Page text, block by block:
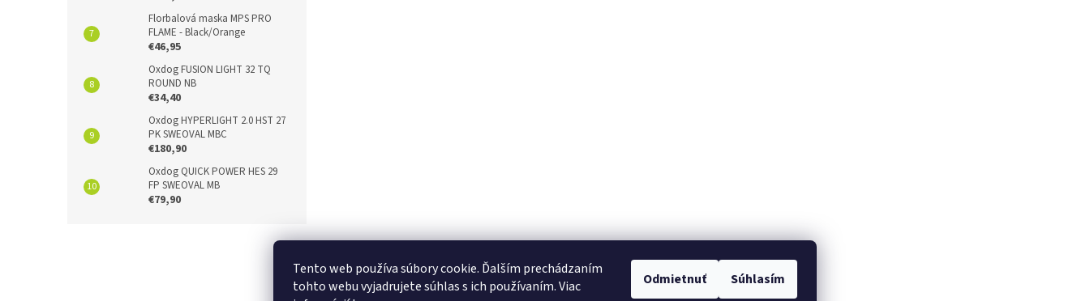
Tento web používa súbory cookie. Ďalším prechádzaním
tohto webu vyjadrujete súhlas s ich používaním. Viac
Odmietnuť Súhlasím
Florbalová maska MPS PRO
FLAME - Black/Orange
€46,95
Oxdog FUSION LIGHT 32 TQ
ROUND NB
€34,40
Oxdog HYPERLIGHT 2.0 HST 27
PK SWEOVAL MBC
€180,90
Oxdog QUICK POWER HES 29
FP SWEOVAL MB
€79,90